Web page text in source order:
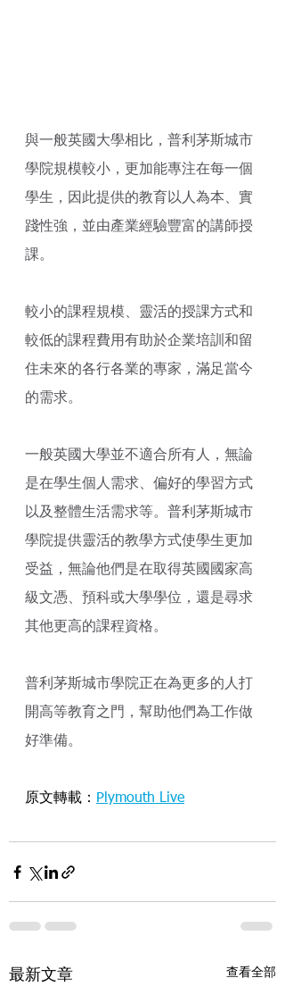
與一般英國大學相比，普利茅斯城市
學院規模較小，更加能專注在每一個
學生，因此提供的教育以人為本、實
踐性強，並由產業經驗豐富的講師授
課。
較小的課程規模、靈活的授課方式和
較低的課程費用有助於企業培訓和留
住未來的各行各業的專家，滿足當今
的需求。
一般英國大學並不適合所有人，無論
是在學生個 人需求、偏好的學習方式
以及整體生活需求等。普利茅斯城市
學院提供靈活的教學方式使學生更加
受益，無論他們是在取得英國 國家高
級文憑、預科或大學學位，還是尋求
其他更高的課程資格。
普利茅斯城市學院正在為更多的人打
開高等教育之門，幫助他們為工作做
好準備。
原文轉載： Plymouth Live
最新文章 查看全部